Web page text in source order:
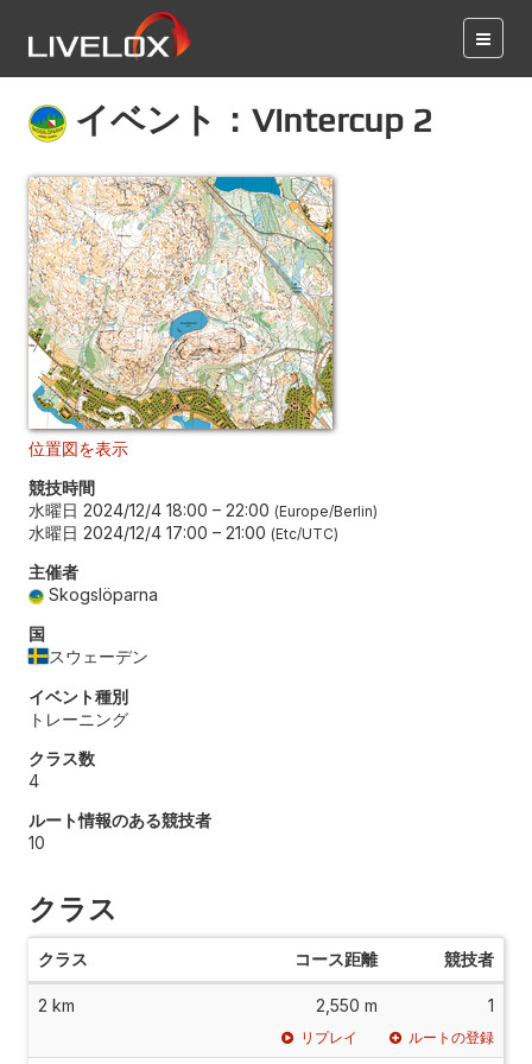
イベント：Vintercup 2
位置図を表示
競技時間
水曜日 2024/12/4 18:00 – 22:00 Europe/Berlin
水曜日 2024/12/4 17:00 – 21:00 Etc/UTC
主催者
Skogslöparna
国
スウェーデン
イベント種別
トレーニング
クラス数
4
ルート情報のある競技者
10
クラス
クラス コース距離 競技者
2 km 2,550 m 1
リプレイ ルートの登録